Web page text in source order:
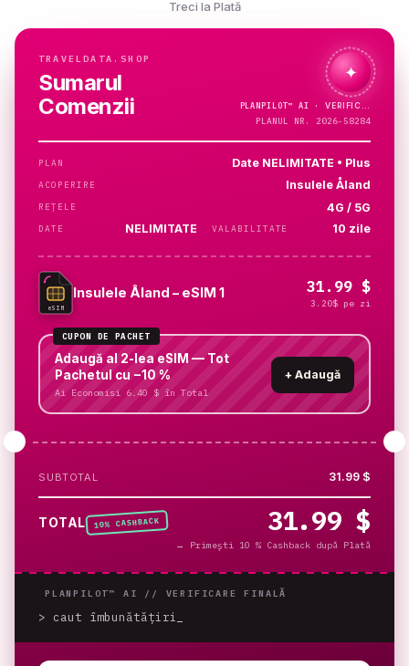
Treci la Plată
TRAVELDATA.SHOP
Sumarul
Comenzii
✦
PLANPILOT™ AI ·
PLANUL NR. 2026-58284
PLAN Date NELIMITATE • Plus
ACOPERIRE Insulele Åland
REȚELE 4G / 5G
DATE NELIMITATE VALABILITATE 10 zile
eSIM
Insulele Åland – eSIM 1 31.99 $
3.20$ pe zi
CUPON DE PACHET
Adaugă al 2-lea eSIM — Tot
Pachetul cu −10 %
Ai Economisi 6.40 $ în Total
+ Adaugă
SUBTOTAL 31.99 $
TOTAL 10% CASHBACK 31.99 $
→ Primești 10 % Cashback după Plată
PLANPILOT™ AI // VERIFICARE FINALĂ
> caut îmbunătățiri